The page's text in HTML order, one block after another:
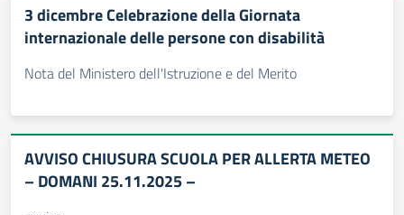
3 dicembre Celebrazione della Giornata
internazionale delle persone con disabilità
Nota del Ministero dell'Istruzione e del Merito
AVVISO CHIUSURA SCUOLA PER ALLERTA METEO
– DOMANI 25.11.2025 –